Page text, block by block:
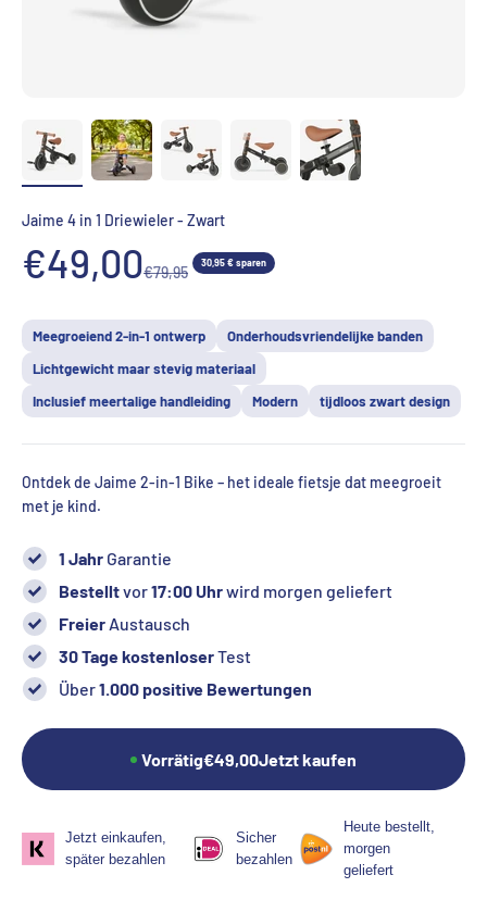
Jaime 4 in 1 Driewieler - Zwart
Aanbiedingsprijs
€49,00Normale prijs
€79,95
30,95 € sparen
Meegroeiend 2-in-1 ontwerp
Onderhoudsvriendelijke banden
Lichtgewicht maar stevig materiaal
Inclusief meertalige handleiding
Modern tijdloos zwart design
Ontdek de Jaime 2-in-1 Bike – het ideale fietsje dat meegroeit
met je kind.
1 Jahr Garantie
Bestelltvor17:00 Uhrwird morgen geliefert
Freier Austausch
30 Tage kostenloserTest
Über1.000 positive Bewertungen
Vorrätig€49,00Jetzt kaufen
Jetzt einkaufen,
später bezahlen
Sicher
bezahlen
Heute bestellt,
morgen
geliefert